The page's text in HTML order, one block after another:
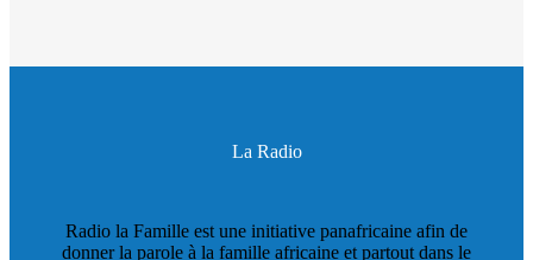
La Radio
Radio la Famille est une initiative panafricaine afin de
donner la parole à la famille africaine et partout dans le